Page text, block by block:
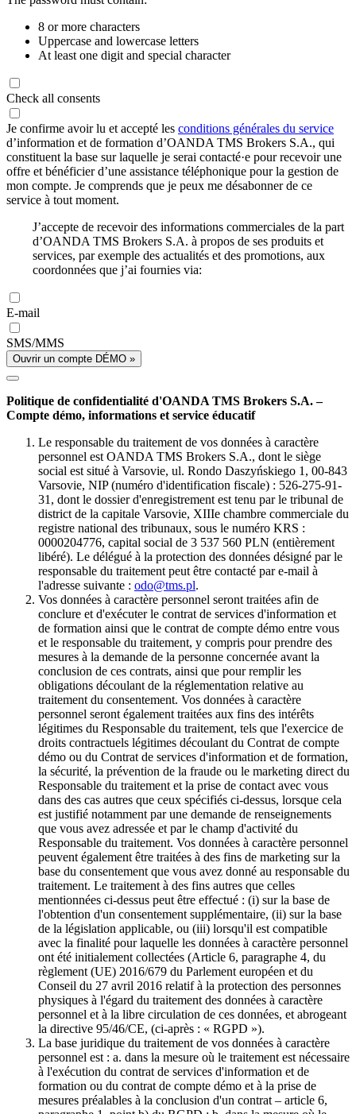
8 or more characters
Uppercase and lowercase letters
At least one digit and special character
Check all consents
Je confirme avoir lu et accepté les conditions générales du service
d’information et de formation d’OANDA TMS Brokers S.A., qui
constituent la base sur laquelle je serai contacté·e pour recevoir une
offre et bénéficier d’une assistance téléphonique pour la gestion de
mon compte. Je comprends que je peux me désabonner de ce
service à tout moment.
J’accepte de recevoir des informations commerciales de la part
d’OANDA TMS Brokers S.A. à propos de ses produits et
services, par exemple des actualités et des promotions, aux
coordonnées que j’ai fournies via:
E-mail
SMS/MMS
Ouvrir un compte DÉMO »
Politique de confidentialité d'OANDA TMS Brokers S.A. –
Compte démo, informations et service éducatif
Le responsable du traitement de vos données à caractère
personnel est OANDA TMS Brokers S.A., dont le siège
social est situé à Varsovie, ul. Rondo Daszyńskiego 1, 00-843
Varsovie, NIP (numéro d'identification fiscale) : 526-275-91-
31, dont le dossier d'enregistrement est tenu par le tribunal de
district de la capitale Varsovie, XIIIe chambre commerciale du
registre national des tribunaux, sous le numéro KRS :
0000204776, capital social de 3 537 560 PLN (entièrement
libéré). Le délégué à la protection des données désigné par le
responsable du traitement peut être contacté par e-mail à
l'adresse suivante : odo@tms.pl.
Vos données à caractère personnel seront traitées afin de
conclure et d'exécuter le contrat de services d'information et
de formation ainsi que le contrat de compte démo entre vous
et le responsable du traitement, y compris pour prendre des
mesures à la demande de la personne concernée avant la
conclusion de ces contrats, ainsi que pour remplir les
obligations découlant de la réglementation relative au
traitement du consentement. Vos données à caractère
personnel seront également traitées aux fins des intérêts
légitimes du Responsable du traitement, tels que l'exercice de
droits contractuels légitimes découlant du Contrat de compte
démo ou du Contrat de services d'information et de formation,
la sécurité, la prévention de la fraude ou le marketing direct du
Responsable du traitement et la prise de contact avec vous
dans des cas autres que ceux spécifiés ci-dessus, lorsque cela
est justifié notamment par une demande de renseignements
que vous avez adressée et par le champ d'activité du
Responsable du traitement. Vos données à caractère personnel
peuvent également être traitées à des fins de marketing sur la
base du consentement que vous avez donné au responsable du
traitement. Le traitement à des fins autres que celles
mentionnées ci-dessus peut être effectué : (i) sur la base de
l'obtention d'un consentement supplémentaire, (ii) sur la base
de la législation applicable, ou (iii) lorsqu'il est compatible
avec la finalité pour laquelle les données à caractère personnel
ont été initialement collectées (Article 6, paragraphe 4, du
règlement (UE) 2016/679 du Parlement européen et du
Conseil du 27 avril 2016 relatif à la protection des personnes
physiques à l'égard du traitement des données à caractère
personnel et à la libre circulation de ces données, et abrogeant
la directive 95/46/CE, (ci-après : « RGPD »).
La base juridique du traitement de vos données à caractère
personnel est : a. dans la mesure où le traitement est nécessaire
à l'exécution du contrat de services d'information et de
formation ou du contrat de compte démo et à la prise de
mesures préalables à la conclusion d'un contrat – article 6,